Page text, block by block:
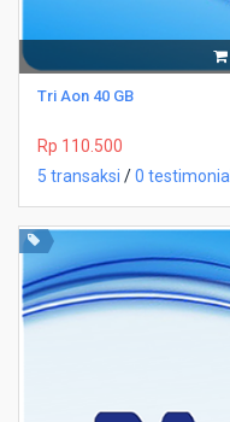
Tri Aon 40 GB
Rp 110.500
5 transaksi /0 testimonial